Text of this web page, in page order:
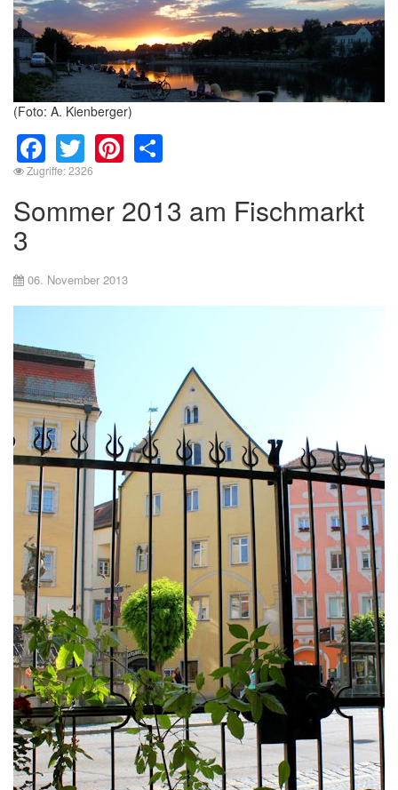
(Foto: A. Kienberger)
Facebook
TwitterPinterest
Zugriffe: 2326
Sommer 2013 am Fischmarkt
3
06. November 2013